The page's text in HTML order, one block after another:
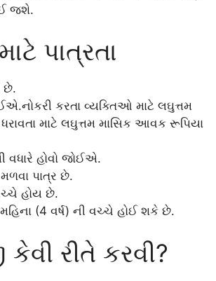
જશે.
પાત્રતા
છે.
કરતા વ્યક્તિઓ માટે લઘુત્તમ
માટે લઘુત્તમ માસિક આવક રૂપિયા
વધારે હોવો જોઈએ.
પાત્ર છે.
હોય છે.
(4 વર્ષ) ની વચ્ચે હોઈ શકે છે.
રીતે કરવી?